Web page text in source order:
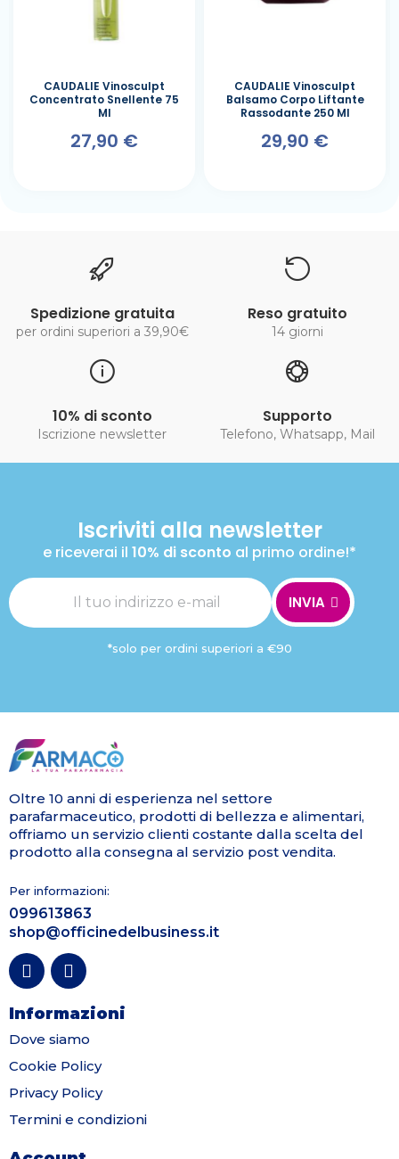
CAUDALIE Vinosculpt
Concentrato Snellente 75
Ml
27,90 €
CAUDALIE Vinosculpt
Balsamo Corpo Liftante
Rassodante 250 Ml
29,90 €
Spedizione gratuita
per ordini superiori a 39,90€
Reso gratuito
14 giorni
10% di sconto
Iscrizione newsletter
Supporto
Telefono, Whatsapp, Mail
Iscriviti alla newsletter
e riceverai il 10% di sconto al primo ordine!*
INVIA
*solo per ordini superiori a €90
Oltre 10 anni di esperienza nel settore
parafarmaceutico, prodotti di bellezza e alimentari,
offriamo un servizio clienti costante dalla scelta del
prodotto alla consegna al servizio post vendita.
Per informazioni:
099613863
shop@officinedelbusiness.it
Informazioni
Dove siamo
Cookie Policy
Privacy Policy
Termini e condizioni